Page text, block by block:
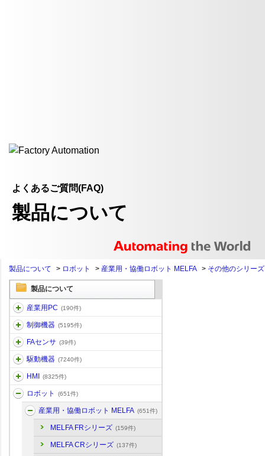
よくあるご質問(FAQ)
製品について
製品について > ロボット > 産業用・協働ロボット MELFA > その他のシリーズ
製品について
産業用PC (190件)
制御機器 (5195件)
FAセンサ (39件)
駆動機器 (7240件)
HMI (8325件)
ロボット (651件)
産業用・協働ロボット MELFA (651件)
MELFA FRシリーズ (159件)
MELFA CRシリーズ (137件)